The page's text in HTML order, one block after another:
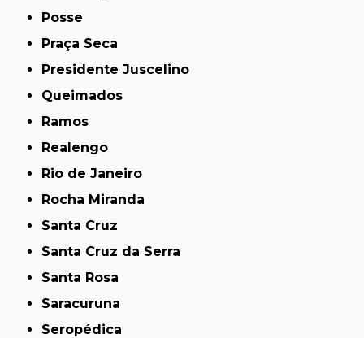
Posse
Praça Seca
Presidente Juscelino
Queimados
Ramos
Realengo
Rio de Janeiro
Rocha Miranda
Santa Cruz
Santa Cruz da Serra
Santa Rosa
Saracuruna
Seropédica